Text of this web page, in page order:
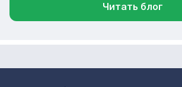
Читать блог